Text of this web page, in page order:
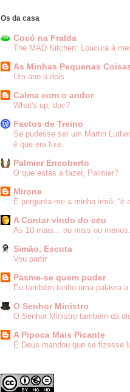
Os da casa
Cocó na Fralda
The MAD Kitchen: Loucura à
As Minhas Pequenas
Um ano a dois
Calma com o andor
What's up, doc?
Factos de Treino
Se pudesse ser um Martin
é que era fixe.
Palmier Encoberto
O que estás a fazer, Palmier?
Mirone
E pergunta-me a minha irmã: “é
A Contar vindo do cėu
As 10 mais... ou mais ou
Simão, Escuta
Vou partir
Pasme-se quem puder
Eu também tenho uma palavra
O Senhor Ministro
O Senhor Ministro também dá
A Pipoca Mais Picante
E Deus mandou que se fizesse